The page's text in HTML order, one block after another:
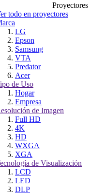
Proyectores
todo en proyectores
LG
Epson
Samsung
VTA
Predator
Acer
de Uso
Hogar
Empresa
de Imagen
Full HD
4K
HD
WXGA
XGA
de Visualización
LCD
LED
DLP